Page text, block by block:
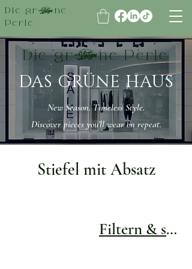
Die grüne
Perle
Die grüne Perle
DAS GRÜNE HAUS
New Season. Timeless Style.
Discover pieces you’ll wear on repeat.
Stiefel mit Absatz
Filtern &